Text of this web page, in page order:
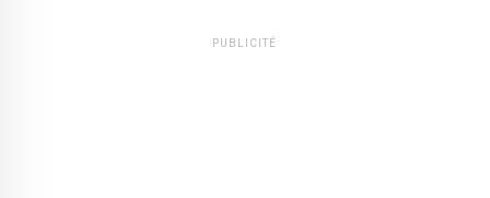
PUBLICITÉ